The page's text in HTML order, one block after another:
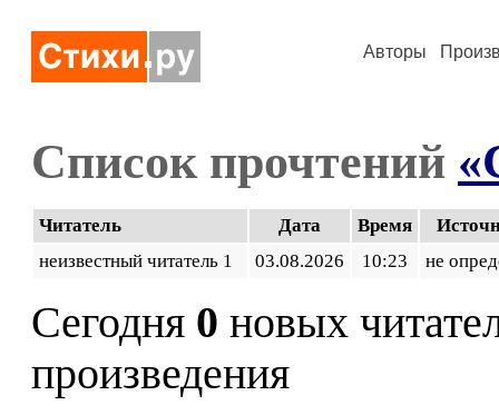
Авторы
Список прочтений
Читатель Дата Время
неизвестный читатель 1
03.08.2026 10:23 не
Сегодня 0 новых
произведения